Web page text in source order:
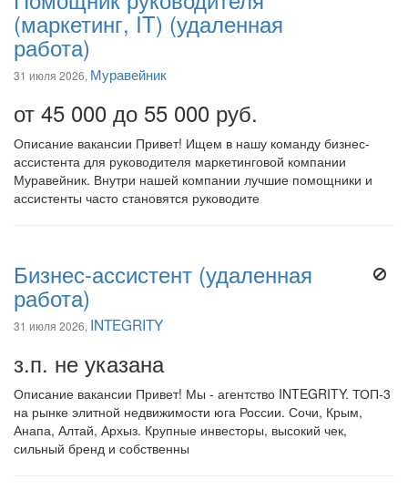
(маркетинг, IT) (удаленная
работа)
31 июля 2026, Муравейник
от 45 000 до 55 000 руб.
Описание вакансии Привет! Ищем в нашу команду бизнес-
ассистента для руководителя маркетинговой компании
Муравейник. Внутри нашей компании лучшие помощники и
ассистенты часто становятся руководите
Бизнес-ассистент (удаленная
работа)
31 июля 2026, INTEGRITY
з.п. не указана
Описание вакансии Привет! Мы - агентство INTEGRITY. ТОП-3
на рынке элитной недвижимости юга России. Сочи, Крым,
Анапа, Алтай, Архыз. Крупные инвесторы, высокий чек,
сильный бренд и собственны